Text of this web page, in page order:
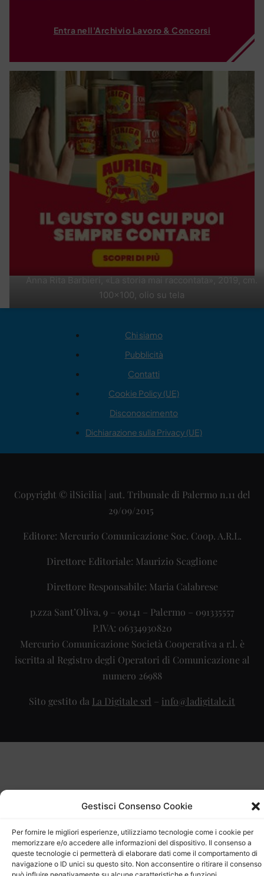
Gestisci Consenso Cookie
Per fornire le migliori esperienze, utilizziamo tecnologie come i cookie per
memorizzare e/o accedere alle informazioni del dispositivo. Il consenso a
queste tecnologie ci permetterà di elaborare dati come il comportamento di
navigazione o ID unici su questo sito. Non acconsentire o ritirare il consenso
100x100, olio su tela
Entra nell'Archivio Lavoro & Concorsi
Chi siamo
Pubblicità
Contatti
Cookie Policy (UE)
Disconoscimento
Dichiarazione sulla Privacy (UE)
Copyright © ilSicilia | aut. Tribunale di Palermo n.11 del
29/09/2015
Editore: Mercurio Comunicazione Soc. Coop. A.R.L.
Direttore Editoriale: Maurizio Scaglione
Direttore Responsabile: Maria Calabrese
p.zza Sant’Oliva, 9 – 90141 – Palermo – 091335557
P.IVA: 06334930820
Mercurio Comunicazione Società Cooperativa a r.l. è
iscritta al Registro degli Operatori di Comunicazione al
numero 26988
Sito gestito da La Digitale srl – info@ladigitale.it